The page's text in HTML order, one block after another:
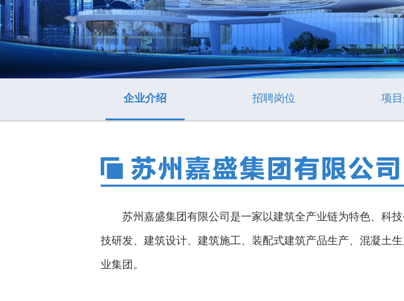
企业介绍 招聘岗位 项
苏州嘉盛集团有限公司是一家以建筑全产业链为特色、科技
技研发、建筑设计、建筑施工、装配式建筑产品生产、混凝土
业集团。